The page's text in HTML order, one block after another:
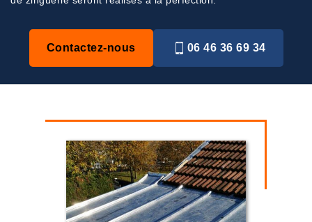
Contactez-nous 06 46 36 69 34